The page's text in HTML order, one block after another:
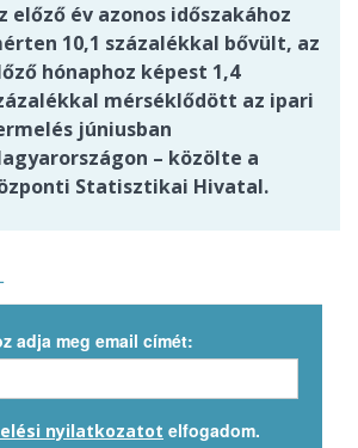
előző év azonos időszakához
10,1 százalékkal bővült, az
hónaphoz képest 1,4
mérséklődött az ipari
júniusban
– közölte a
Statisztikai Hivatal.
adja meg email címét:
nyilatkozatot elfogadom.